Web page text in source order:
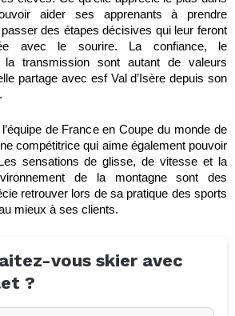
aider ses apprenants à prendre
des étapes décisives qui leur feront
avec le sourire. La confiance, le
la transmission sont autant de valeurs
partage avec esf Val d’Isère depuis son
de France en Coupe du monde de
compétitrice qui aime également pouvoir
sensations de glisse, de vitesse et la
de la montagne sont des
retrouver lors de sa pratique des sports
mieux à ses clients.
vous skier avec
?